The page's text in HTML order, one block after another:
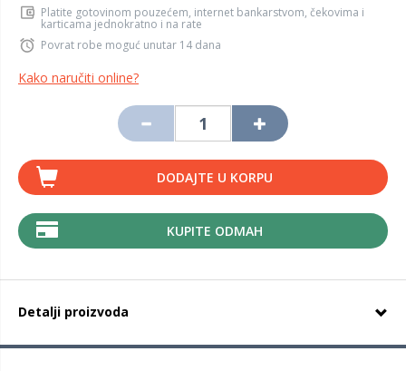
Platite gotovinom pouzećem, internet bankarstvom, čekovima i
karticama jednokratno i na rate
Povrat robe moguć unutar 14 dana
Kako naručiti online?
DODAJTE U KORPU
KUPITE ODMAH
Detalji proizvoda